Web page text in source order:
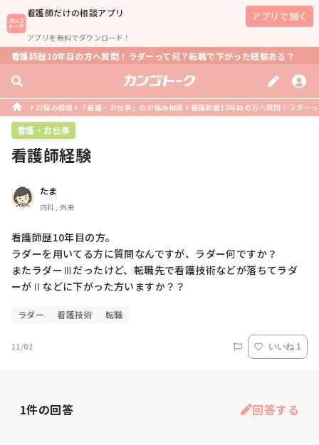
看護師だけの相談アプリ
アプリを無料でダウンロード！
アプリで開く
看護師歴10年目の方へ質問！ラダーって何？転職で下がった経験ある？
お悩み相談 「看護・お仕事」のお悩み相談 看護師歴10年目の方へ質問！ラダー
看護・お仕事
看護師経験
たま
内科, 外来
看護師歴10年目の方。
ラダーを用いてる方に質問なんですが、ラダー何ですか？
またラダーⅢだったけど、転職先で看護技術などが落ちてラダ
ーがⅡなどに下がった方いますか？？
ラダー 看護技術 転職
11/02 いいね 1
1件の回答 回答する